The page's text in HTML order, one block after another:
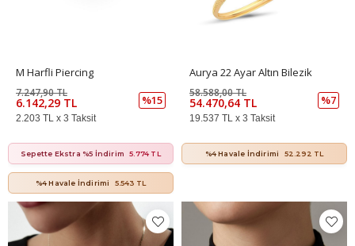
M Harfli Piercing
6.142,29 TL
7.247,90 TL
%15
2.203 TL x 3 Taksit
Sepette Ekstra %5 İndirim 5.774 TL
%4 Havale İndirimi 5.543 TL
Aurya 22 Ayar Altın Bilezik
54.470,64 TL
58.588,00 TL
%7
19.537 TL x 3 Taksit
%4 Havale İndirimi 52.292 TL